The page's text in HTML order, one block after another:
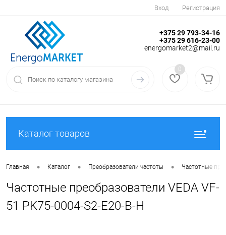
Вход Регистрация
+375 29 793-34-16
+375 29 616-23-00
energomarket2@mail.ru
0
Каталог товаров
Главная • Каталог • Преобразователи частоты • Частотные
Частотные преобразователи VEDA VF-
51 PK75-0004-S2-E20-B-H